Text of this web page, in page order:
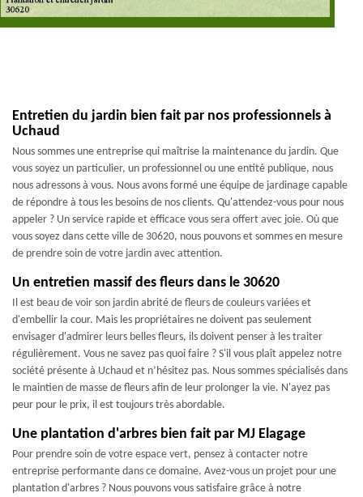
Entretien du jardin bien fait par nos professionnels à
Uchaud
Nous sommes une entreprise qui maîtrise la maintenance du jardin. Que
vous soyez un particulier, un professionnel ou une entité publique, nous
nous adressons à vous. Nous avons formé une équipe de jardinage capable
de répondre à tous les besoins de nos clients. Qu'attendez-vous pour nous
appeler ? Un service rapide et efficace vous sera offert avec joie. Où que
vous soyez dans cette ville de 30620, nous pouvons et sommes en mesure
de prendre soin de votre jardin avec attention.
Un entretien massif des fleurs dans le 30620
Il est beau de voir son jardin abrité de fleurs de couleurs variées et
d'embellir la cour. Mais les propriétaires ne doivent pas seulement
envisager d'admirer leurs belles fleurs, ils doivent penser à les traiter
régulièrement. Vous ne savez pas quoi faire ? S'il vous plaît appelez notre
société présente à Uchaud et n’hésitez pas. Nous sommes spécialisés dans
le maintien de masse de fleurs afin de leur prolonger la vie. N'ayez pas
peur pour le prix, il est toujours très abordable.
Une plantation d'arbres bien fait par MJ Elagage
Pour prendre soin de votre espace vert, pensez à contacter notre
entreprise performante dans ce domaine. Avez-vous un projet pour une
plantation d'arbres ? Nous pouvons vous satisfaire grâce à notre